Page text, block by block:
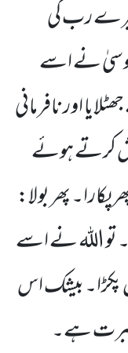
تیرے رب کی
نے اسے
اور نافرمانی
کرتے ہوئے
پکارا۔ پھر بولا:
اللہ نے اسے
بیشک اس
ہے۔